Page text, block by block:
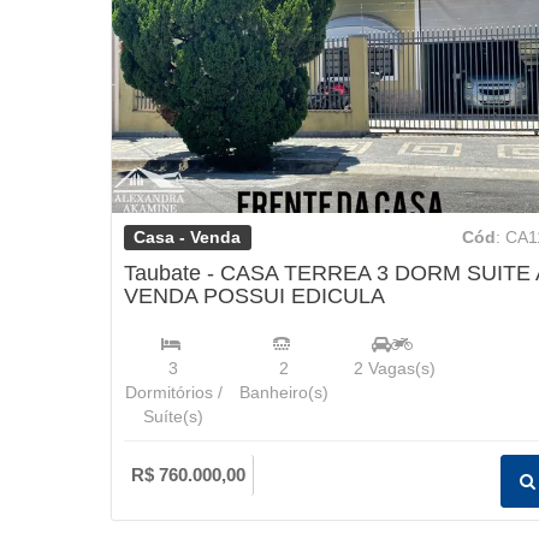
Casa - Venda Cód:
Taubate - CASA TERREA 3 DORM SUITE
VENDA POSSUI EDICULA
3
Dormitórios /
Suíte(s)
2
Banheiro(s)
2 Vagas(s)
R$ 760.000,00